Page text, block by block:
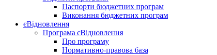
Паспорти бюджетних програм
Виконання бюджетних програм
єВідновлення
Програма єВідновлення
Про програму
Нормативно-правова база